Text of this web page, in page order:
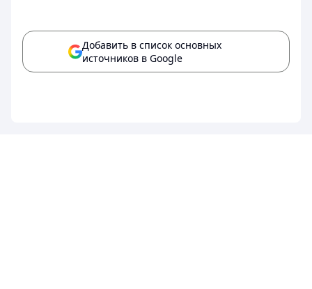
Добавить в список основных
источников в Google